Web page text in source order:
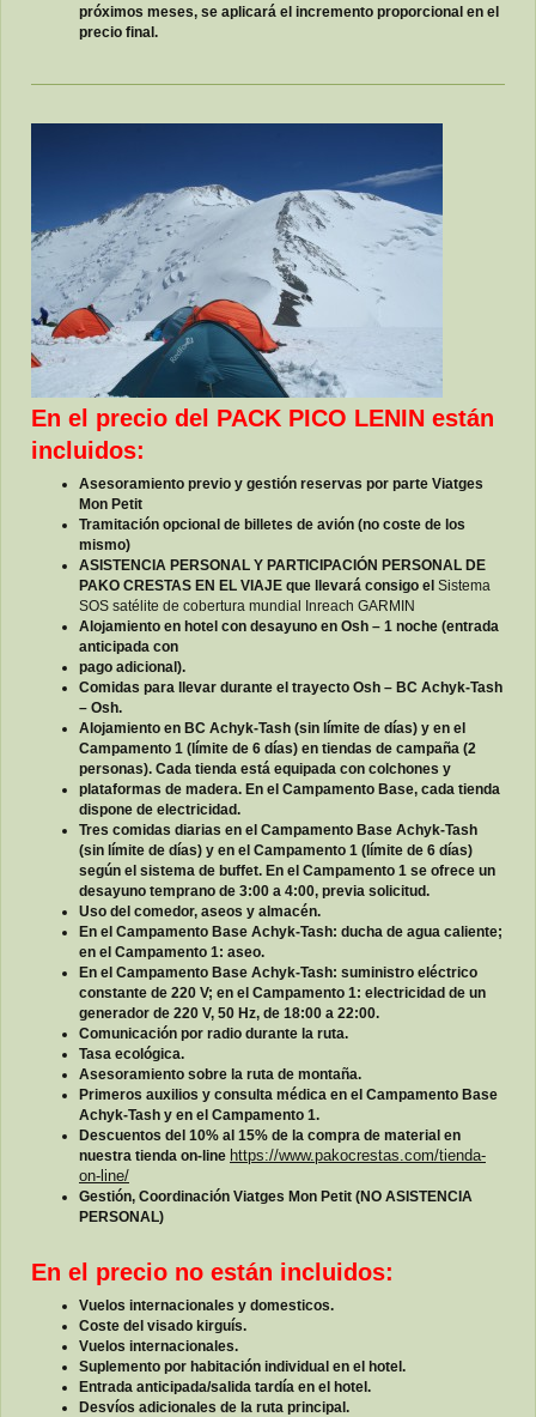
próximos meses, se aplicará el incremento proporcional en el
precio final.
En el precio del PACK PICO LENIN están
incluidos:
Asesoramiento previo y gestión reservas por parte Viatges
Mon Petit
Tramitación opcional de billetes de avión (no coste de los
mismo)
ASISTENCIA PERSONAL Y PARTICIPACIÓN PERSONAL DE
PAKO CRESTAS EN EL VIAJE que llevará consigo el Sistema
SOS satélite de cobertura mundial Inreach GARMIN
Alojamiento en hotel con desayuno en Osh – 1 noche (entrada
anticipada con
pago adicional).
Comidas para llevar durante el trayecto Osh – BC Achyk-Tash
– Osh.
Alojamiento en BC Achyk-Tash (sin límite de días) y en el
Campamento 1 (límite de 6 días) en tiendas de campaña (2
personas). Cada tienda está equipada con colchones y
plataformas de madera. En el Campamento Base, cada tienda
dispone de electricidad.
Tres comidas diarias en el Campamento Base Achyk-Tash
(sin l ímite de días) y en el Campamento 1 (l ímite de 6 días)
según el sistema de buffet. En el Campamento 1 se ofrece un
desayuno temprano de 3:00 a 4:00, previa solicitud.
Uso del comedor, aseos y almacén.
En el Campamento Base Achyk-Tash: ducha de agua caliente;
en el Campamento 1: aseo.
En el Campamento Base Achyk-Tash: suministro eléctrico
constante de 220 V; en el Campamento 1: electricidad de un
generador de 220 V, 50 Hz, de 18:00 a 22:00.
Comunicación por radio durante la ruta.
Tasa ecológica.
Asesoramiento sobre la ruta de montaña.
Primeros auxilios y consulta médica en el Campamento Base
Achyk-Tash y en el Campamento 1.
Descuentos del 10% al 15% de la compra de material en
nuestra tienda on-line https://www.pakocrestas.com/tienda-
on-line/
Gestión, Coordinación Viatges Mon Petit (NO ASISTENCIA
PERSONAL)
En el precio no están incluidos:
Vuelos internacionales y domesticos.
Coste del visado kirguís.
Vuelos internacionales.
Suplemento por habitación individual en el hotel.
Entrada anticipada/salida tardía en el hotel.
Desvíos adicionales de la ruta principal.